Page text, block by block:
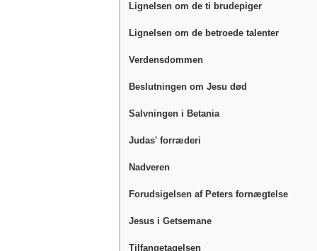
Lignelsen om de ti brudepiger
Lignelsen om de betroede talenter
Verdensdommen
Beslutningen om Jesu død
Salvningen i Betania
Judas' forræderi
Nadveren
Forudsigelsen af Peters fornægtelse
Jesus i Getsemane
Tilfangetagelsen